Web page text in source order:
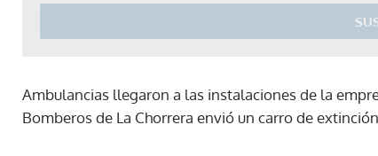
Ambulancias llegaron a las instalaciones de la
Bomberos de La Chorrera envió un carro de